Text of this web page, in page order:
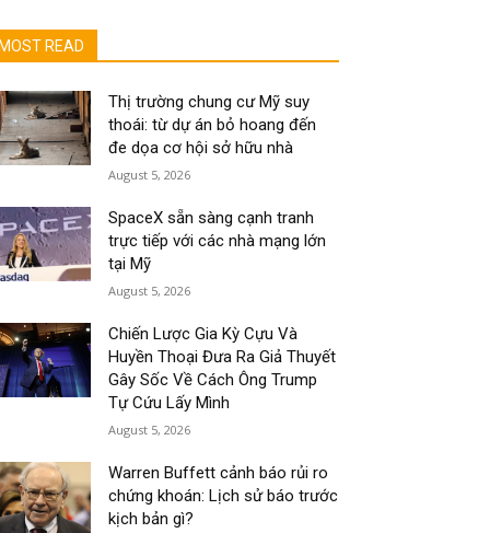
MOST READ
Thị trường chung cư Mỹ suy
thoái: từ dự án bỏ hoang đến
đe dọa cơ hội sở hữu nhà
August 5, 2026
SpaceX sẵn sàng cạnh tranh
trực tiếp với các nhà mạng lớn
tại Mỹ
August 5, 2026
Chiến Lược Gia Kỳ Cựu Và
Huyền Thoại Đưa Ra Giả Thuyết
Gây Sốc Về Cách Ông Trump
Tự Cứu Lấy Mình
August 5, 2026
Warren Buffett cảnh báo rủi ro
chứng khoán: Lịch sử báo trước
kịch bản gì?